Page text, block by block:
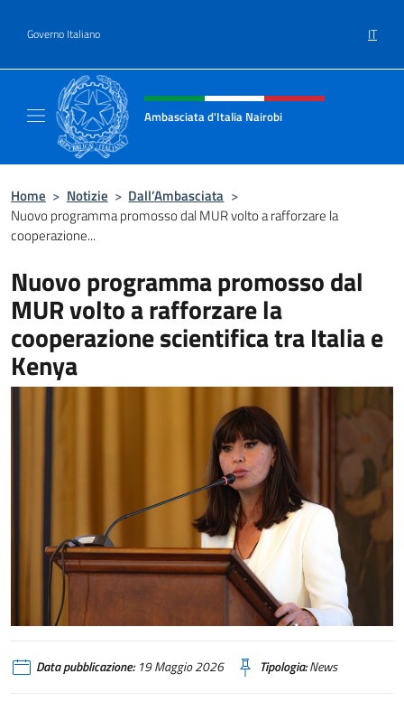
Governo Italiano IT
Intestazione sito, social e menù
Ambasciata d'Italia Nairobi
Home > Notizie > Dall’Ambasciata >
Nuovo programma promosso dal MUR volto a rafforzare la
cooperazione...
Nuovo programma promosso dal
MUR volto a rafforzare la
cooperazione scientifica tra Italia e
Kenya
Data pubblicazione:19 Maggio 2026 Tipologia:News